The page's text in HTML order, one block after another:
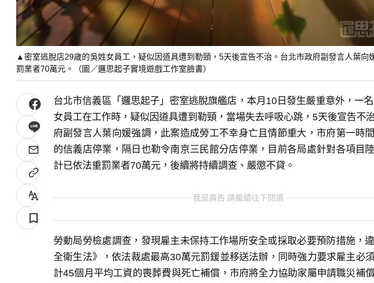
▲密室逃脫店29歲的吳姓女員工，疑似因道具遭到勒頸，5天後宣告不治。台北市政府副發言人葉向
罰業者70萬元。（圖／邏思起子實境遊戲工作室臉書）
台北市信義區「邏思起子」密室逃脫旗艦店，本月10日發生嚴重意外，一
女員工在工作時，疑似因道具遭到勒頸，當場失去呼吸心跳，5天後宣告不
府副發言人葉向媛強調，此案造成勞工不幸身亡且情節重大，市府第一時
的信義店停業，隔日也勒令南京三民館分店停業，目前各局處針對各項目
計已依法重罰業者70萬元，後續將持續調查、嚴懲不貸。
我是廣告 請繼續往下閱讀
勞動局勞檢處調查，發現雇主未保持工作場所安全或採取必要預防措施，
全衛生法》，依法裁處最高30萬元罰鍰並移送法辦，同時強力要求雇主必
計45個月平均工資的喪葬費與死亡補償，市府將全力協助家屬申請職災補